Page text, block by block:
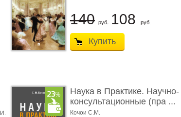
140 руб. 108 руб.
Купить
Наука в Практике. Научно-
консультационные (пра ...
Кочои С.М.